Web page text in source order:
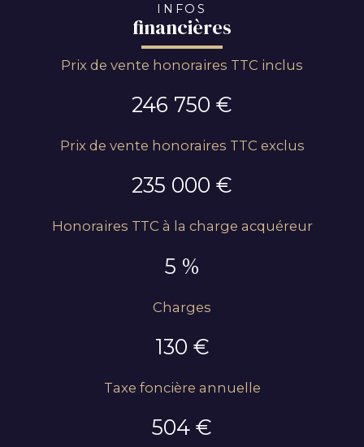
INFOS
financières
Prix de vente honoraires TTC inclus
246 750 €
Prix de vente honoraires TTC exclus
235 000 €
Honoraires TTC à la charge acquéreur
5 %
Charges
130 €
Taxe foncière annuelle
504 €